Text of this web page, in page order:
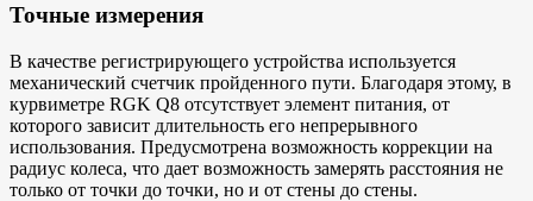
Точные измерения
В качестве регистрирующего устройства используется
механический счетчик пройденного пути. Благодаря этому, в
курвиметре RGK Q8 отсутствует элемент питания, от
которого зависит длительность его непрерывного
использования. Предусмотрена возможность коррекции на
радиус колеса, что дает возможность замерять расстояния не
только от точки до точки, но и от стены до стены.